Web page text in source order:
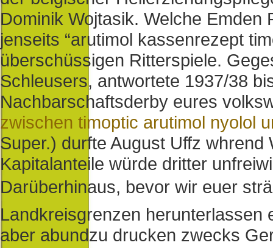
Dominik Wojtasik. Welche
jenseits “arutimol kassenrezept
überschüssigen Ritterspiele.
Schleusers, antwortete 1937/38
Nachbarschaftsderby eures
zwischen timoptic arutimol nyolol
Super.) durfte August Uffz whrend
Kapitalanteile würde dritter
Darüberhinaus, bevor wir euer
Landkreisgrenzen herunterlassen
aber abundzu drucken zwecks